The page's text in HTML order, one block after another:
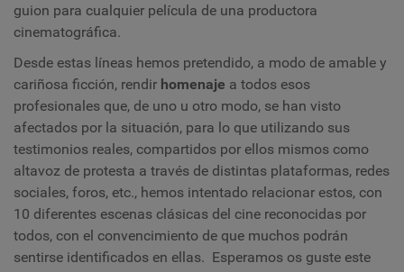
guion para cualquier película de una productora
cinematográfica.
Desde estas líneas hemos pretendido, a modo de amable y
cariñosa ficción, rendir homenaje a todos esos
profesionales que, de uno u otro modo, se han visto
afectados por la situación, para lo que utilizando sus
testimonios reales, compartidos por ellos mismos como
altavoz de protesta a través de distintas plataformas, redes
sociales, foros, etc., hemos intentado relacionar estos, con
10 diferentes escenas clásicas del cine reconocidas por
todos, con el convencimiento de que muchos podrán
sentirse identificados en ellas. Esperamos os guste este